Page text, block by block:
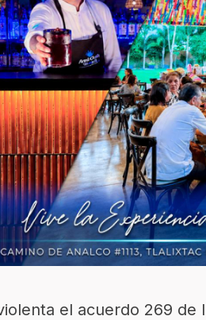
el acuerdo 269 de